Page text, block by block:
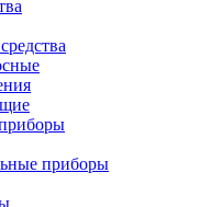
приборы